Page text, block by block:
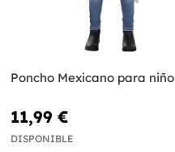
Poncho Mexicano para niño
11,99 €
DISPONIBLE